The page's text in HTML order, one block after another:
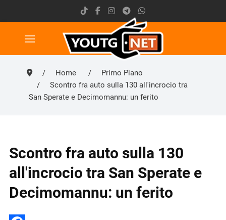
Home
Primo Piano
Scontro fra auto sulla 130 all'incrocio tra
San Sperate e Decimomannu: un ferito
Scontro fra auto sulla 130
all'incrocio tra San Sperate e
Decimomannu: un ferito